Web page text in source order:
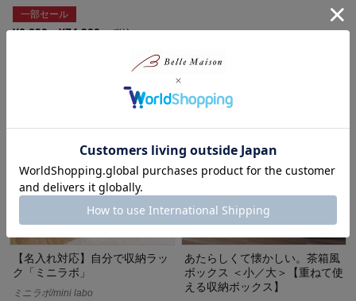
一部セール
¥6,290～¥74,900（税込）
【名入れ対応】自分で収納ラッ
ク「ミニラボ」
ミニラボ/mini labo
あたらしくて懐かしい。茶箱風
ボックス ＜小／大＞【重ねて使
える収納ボックス】